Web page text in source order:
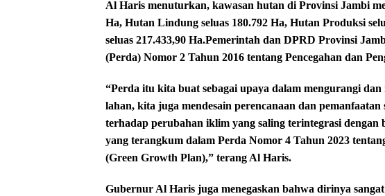
Al Haris menuturkan, kawasan hutan di Provinsi Jambi
Ha, Hutan Lindung seluas 180.792 Ha, Hutan Produksi
seluas 217.433,90 Ha.Pemerintah dan DPRD Provinsi
(Perda) Nomor 2 Tahun 2016 tentang Pencegahan dan
“Perda itu kita buat sebagai upaya dalam mengurangi
lahan, kita juga mendesain perencanaan dan
terhadap perubahan iklim yang saling terintegrasi dengan
yang terangkum dalam Perda Nomor 4 Tahun 2023
(Green Growth Plan),” terang Al Haris.
Gubernur Al Haris juga menegaskan bahwa dirinya